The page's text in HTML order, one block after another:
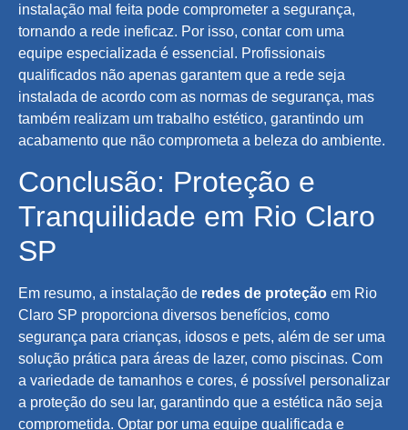
instalação mal feita pode comprometer a segurança,
tornando a rede ineficaz. Por isso, contar com uma
equipe especializada é essencial. Profissionais
qualificados não apenas garantem que a rede seja
instalada de acordo com as normas de segurança, mas
também realizam um trabalho estético, garantindo um
acabamento que não comprometa a beleza do ambiente.
Conclusão: Proteção e
Tranquilidade em Rio Claro
SP
Em resumo, a instalação de redes de proteção em Rio
Claro SP proporciona diversos benefícios, como
segurança para crianças, idosos e pets, além de ser uma
solução prática para áreas de lazer, como piscinas. Com
a variedade de tamanhos e cores, é possível personalizar
a proteção do seu lar, garantindo que a estética não seja
comprometida. Optar por uma equipe qualificada e